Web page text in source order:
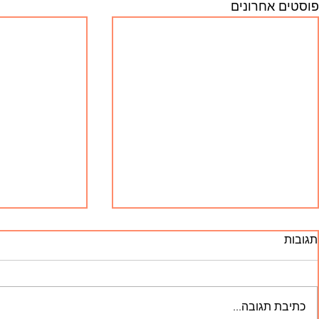
פוסטים אחרונים
תגובות
כתיבת תגובה...